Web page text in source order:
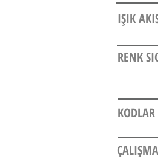
IŞIK
KODLAR
RENK